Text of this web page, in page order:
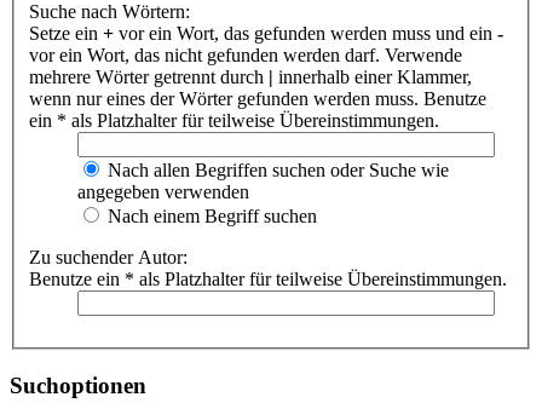
Suche nach Wörtern:
Setze ein + vor ein Wort, das gefunden werden muss und ein -
vor ein Wort, das nicht gefunden werden darf. Verwende
mehrere Wörter getrennt durch | innerhalb einer Klammer,
wenn nur eines der Wörter gefunden werden muss. Benutze
ein * als Platzhalter für teilweise Übereinstimmungen.
Nach allen Begriffen suchen oder Suche wie
angegeben verwenden
Nach einem Begriff suchen
Zu suchender Autor:
Benutze ein * als Platzhalter für teilweise Übereinstimmungen.
Suchoptionen